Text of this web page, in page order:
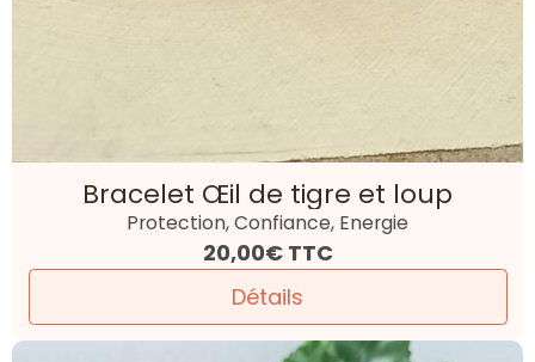
Bracelet Œil de tigre et loup
Protection, Confiance, Energie
20,00€ TTC
Détails